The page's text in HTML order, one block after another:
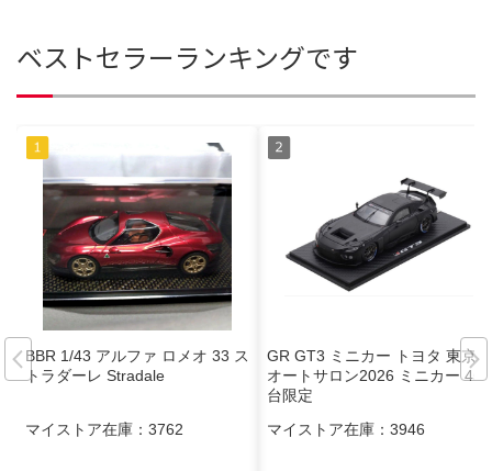
ベストセラーランキングです
BBR 1/43 アルファ ロメオ 33 ス
トラダーレ Stradale
マイストア在庫： 3762
GR GT3 ミニカー トヨタ 東京
オートサロン2026 ミニカー 450
台限定
マイストア在庫： 3946